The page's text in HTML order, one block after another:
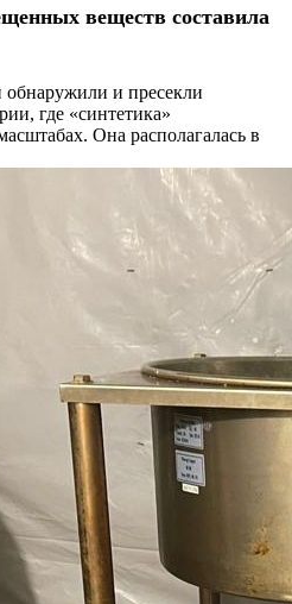
веществ составила
и пресекли
где «синтетика»
Она располагалась в